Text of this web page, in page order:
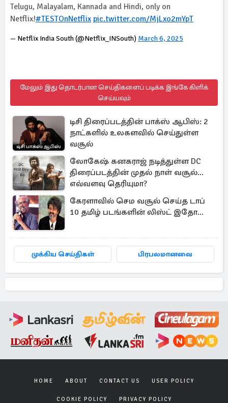
Telugu, Malayalam, Kannada and Hindi, only on
Netflix!#TESTOnNetflix pic.twitter.com/MjLxo2mYpT
— Netflix India South (@Netflix_INSouth) March 6, 2025
மேலும் இது தொடர்பான செய்திகளைப் படிக்க இங்கே கிளிக்
செய்யவும்
டிசி திரைப்படத்தின் பாக்ஸ் ஆபிஸ்: 2
நாட்களில் உலகளவில் செய்துள்ள
வசூல்
லோகேஷ் கனகராஜ் நடித்துள்ள DC
திரைப்படத்தின் முதல் நாள் வசூல்...
எவ்வளவு தெரியுமா?
கேரளாவில் செம வசூல் செய்த டாப்
10 தமிழ் படங்களின் லிஸ்ட் இதோ...
முக்கிய செய்திகள் பிரபலமானவை
HOME ABOUT CONTACT US USER POLICY
COOKIE POLICY PRIVACY POLICY